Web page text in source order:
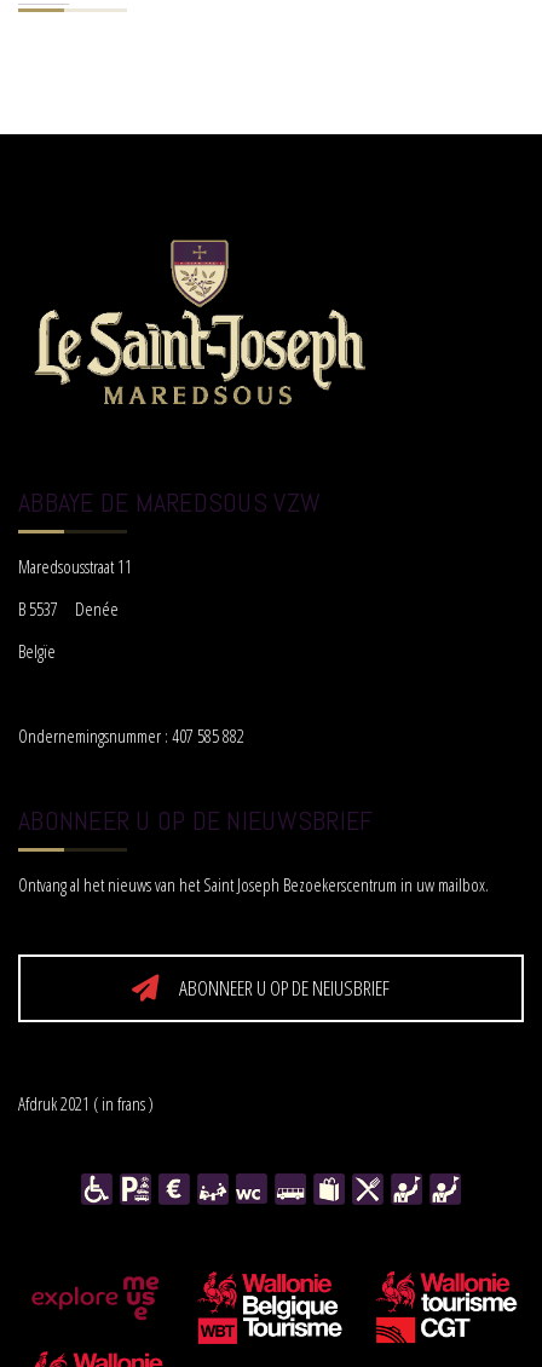
ABBAYE DE MAREDSOUS VZW
Maredsousstraat 11
B 5537 Denée
Belgïe
Ondernemingsnummer : 407 585 882
ABONNEER U OP DE NIEUWSBRIEF
Ontvang al het nieuws van het Saint Joseph Bezoekerscentrum in uw mailbox.
ABONNEER U OP DE NEIUSBRIEF
Afdruk 2021 ( in frans )